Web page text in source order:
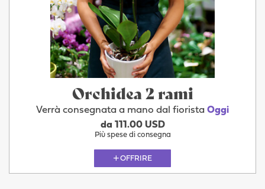
Orchidea 2 rami
Verrà consegnata a mano dal fiorista Oggi
da 111.00 USD
Più spese di consegna
OFFRIRE